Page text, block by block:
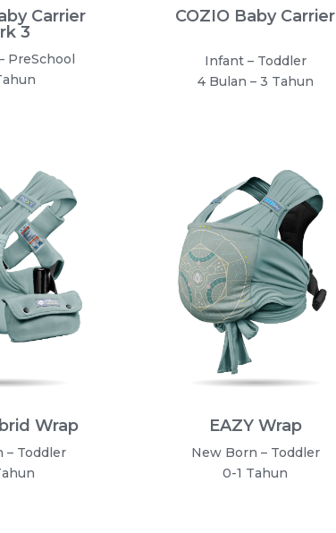
Carrier
3
PreSchool
COZIO Baby Carrier
Infant – Toddler
4 Bulan – 3 Tahun
Wrap
– Toddler
EAZY Wrap
New Born – Toddler
0-1 Tahun